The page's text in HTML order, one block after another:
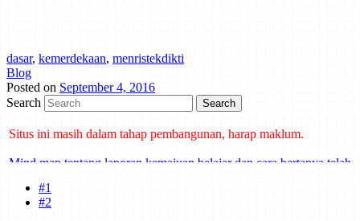
dasar, kemerdekaan, menristekdikti
Blog
Posted on September 4, 2016
Search
Situs ini masih dalam tahap pembangunan, harap maklum.
Mind map tentang laporan kemajuan belajar dan cara bertanya telah
#1
#2